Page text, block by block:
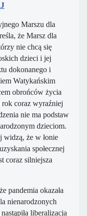
Marszu dla
że Marsz dla
nie chcą się
dzieci i jej
dokonanego i
Watykańskim
obrońców życia
coraz wyraźniej
nie ma podstaw
dzieciom.
widzą, że w łonie
społecznej
coraz silniejsza
pandemia okazała
nienarodzonych
liberalizacja